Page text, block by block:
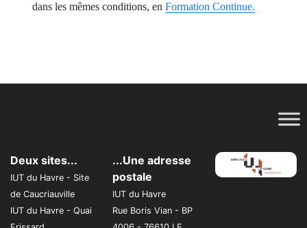
dans les mêmes conditions, enFormation Continue.
Deux sites...
IUT du Havre - Site
de Caucriauville
IUT du Havre - Quai
...Une adresse
postale
IUT du Havre
Rue Boris Vian - BP